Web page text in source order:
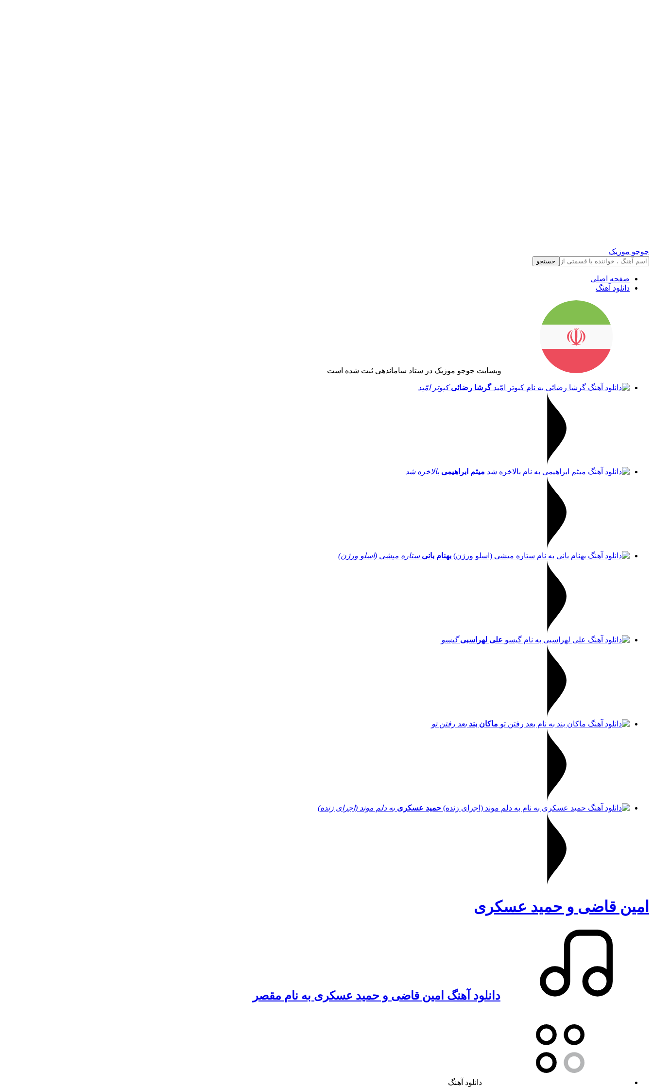
جوجو موزیک
جستجو
صفحه اصلی
دانلود آهنگ
وبسایت جوجو موزیک در ستاد ساماندهی ثبت شده است
گرشا رضائی کبوتر امّید
میثم ابراهیمی بالاخره شد
بهنام بانی ستاره میشی (اسلو ورژن)
علی لهراسبی گیسو
ماکان بند بعد رفتن تو
حمید عسکری به دلم موند (اجرای زنده)
امین قاضی و حمید عسکری
دانلود آهنگ امین قاضی و حمید عسکری به نام مقصر
دانلود آهنگ